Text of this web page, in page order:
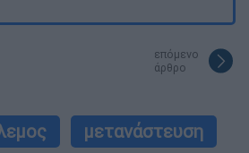
επόμενο
άρθρο
μετανάστευση